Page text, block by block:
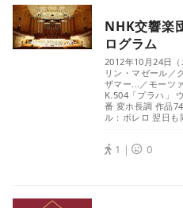
NHK交響楽
ログラム
2012年10月24日
リン・マゼール／
ザマー...／モーツ
K.504「プラハ」
番 変ホ長調 作品
ル：ボレロ 翌日も
1｜ 0